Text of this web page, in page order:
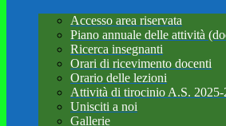
Accesso area riservata
Piano annuale delle attività
Ricerca insegnanti
Orari di ricevimento docenti
Orario delle lezioni
Attività di tirocinio A.S. 2025-
Unisciti a noi
Gallerie